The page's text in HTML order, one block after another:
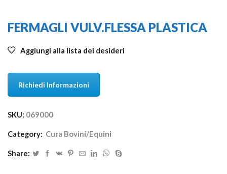
FERMAGLI VULV.FLESSA PLASTICA
Aggiungi alla lista dei desideri
Richiedi Informazioni
SKU: 069000
Category: Cura Bovini/Equini
Share: